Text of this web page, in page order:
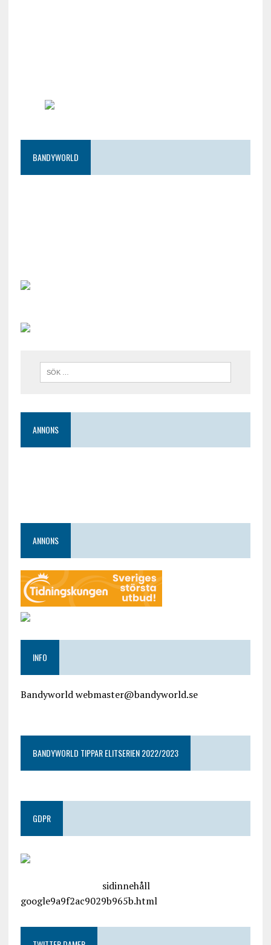
BANDYWORLD
ANNONS
ANNONS
INFO
Bandyworld webmaster@bandyworld.se
BANDYWORLD TIPPAR ELITSERIEN 2022/2023
GDPR
sidinnehåll
google9a9f2ac9029b965b.html